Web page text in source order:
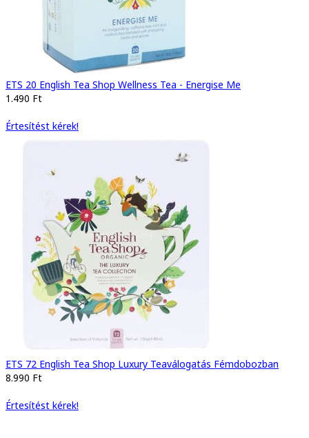
ETS 20 English Tea Shop Wellness Tea - Energise Me
1.490 Ft
Értesítést kérek!
ETS 72 English Tea Shop Luxury Teaválogatás Fémdobozban
8.990 Ft
Értesítést kérek!